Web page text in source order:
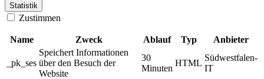
Statistik
Zustimmen
Name Zweck Ablauf Typ Anbieter
_pk_ses
Speichert Informationen
über den Besuch der
Website
30
Minuten
HTML
Südwestfalen-
IT